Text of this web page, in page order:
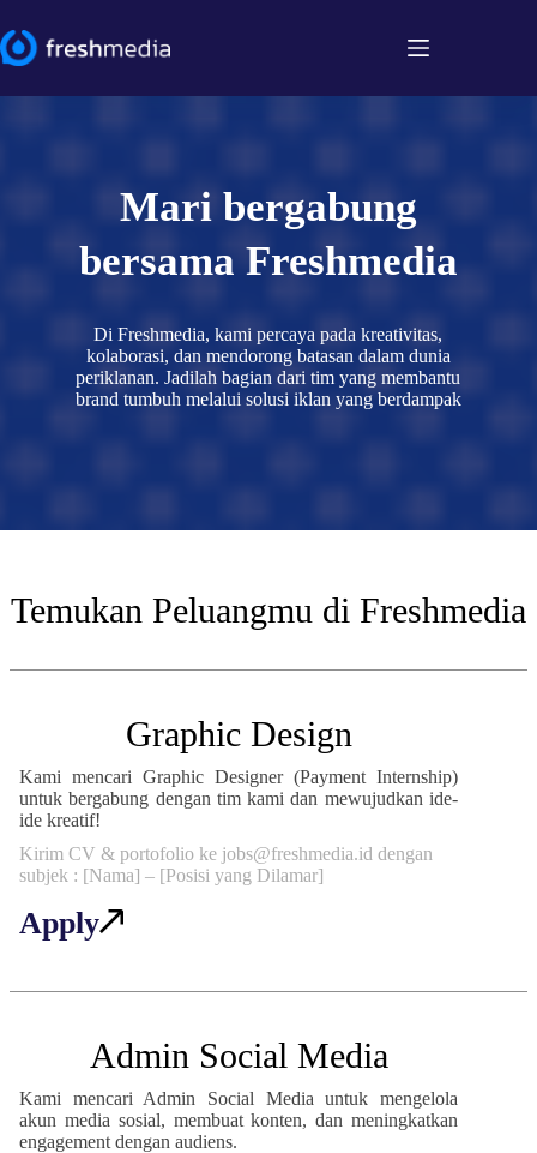
to
content
Mari bergabung
bersama Freshmedia
Di Freshmedia, kami percaya pada kreativitas,
kolaborasi, dan mendorong batasan dalam dunia
periklanan. Jadilah bagian dari tim yang membantu
brand tumbuh melalui solusi iklan yang berdampak
Temukan Peluangmu di Freshmedia
Graphic Design
Kami mencari Graphic Designer (Payment Internship)
untuk bergabung dengan tim kami dan mewujudkan ide-
ide kreatif!
Kirim CV & portofolio ke jobs@freshmedia.id dengan
subjek : [Nama] – [Posisi yang Dilamar]
Apply
Admin Social Media
Kami mencari Admin Social Media untuk mengelola
akun media sosial, membuat konten, dan meningkatkan
engagement dengan audiens.